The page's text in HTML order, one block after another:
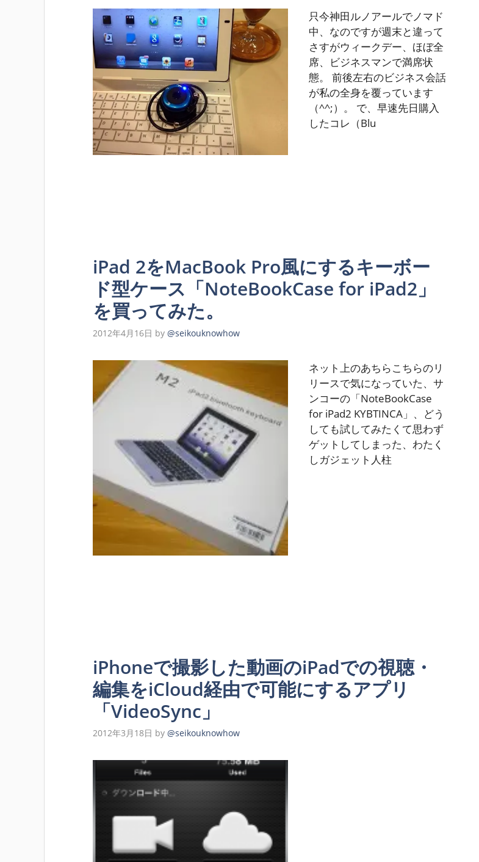
只今神田ルノアールでノマド
中、なのですが週末と違って
さすがウィークデー、ほぼ全
席、ビジネスマンで満席状
態。 前後左右のビジネス会話
が私の全身を覆っています
（^^;）。 で、早速先日購入
したコレ（Blu
iPad 2をMacBook Pro風にするキーボー
ド型ケース「NoteBookCase for iPad2」
を買ってみた。
2012年4月16日 by @seikouknowhow
ネット上のあちらこちらのリ
リースで気になっていた、サ
ンコーの「NoteBookCase
for iPad2 KYBTINCA」、どう
しても試してみたくて思わず
ゲットしてしまった、わたく
しガジェット人柱
iPhoneで撮影した動画のiPadでの視聴・
編集をiCloud経由で可能にするアプリ
「VideoSync」
2012年3月18日 by @seikouknowhow